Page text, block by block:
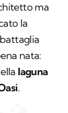
ma
la
nata:
laguna
.